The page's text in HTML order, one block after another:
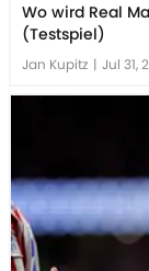
Wo wird Real
(Testspiel)
Jan Kupitz | Jul 31,